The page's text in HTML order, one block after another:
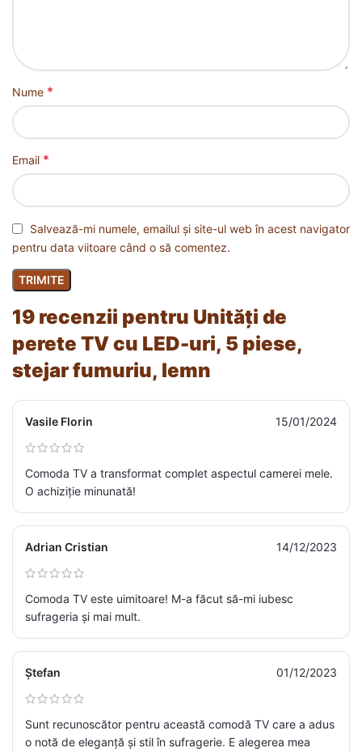
19 recenzii pentru Unități de
perete TV cu LED-uri, 5 piese,
stejar fumuriu, lemn
Vasile Florin 15/01/2024
Comoda TV a transformat complet aspectul camerei mele.
O achiziție minunată!
Adrian Cristian 14/12/2023
Comoda TV este uimitoare! M-a făcut să-mi iubesc
sufrageria și mai mult.
Ștefan 01/12/2023
Sunt recunoscător pentru această comodă TV care a adus
o notă de eleganță și stil în sufragerie. E alegerea mea
Nume *
Email *
Salvează-mi numele, emailul și site-ul web în acest navigator
pentru data viitoare când o să comentez.